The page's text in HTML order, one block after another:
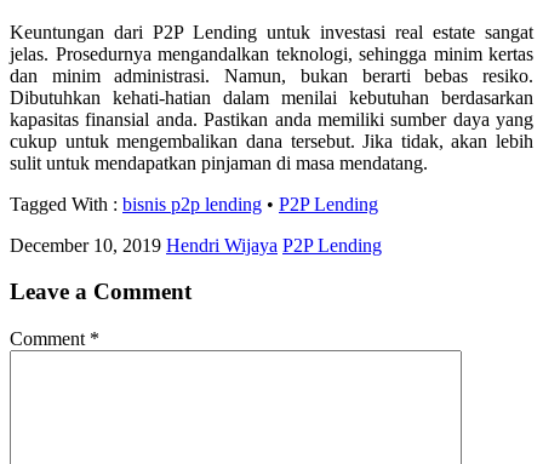
Keuntungan dari P2P Lending untuk investasi real estate sangat
jelas. Prosedurnya mengandalkan teknologi, sehingga minim kertas
dan minim administrasi. Namun, bukan berarti bebas resiko.
Dibutuhkan kehati-hatian dalam menilai kebutuhan berdasarkan
kapasitas finansial anda. Pastikan anda memiliki sumber daya yang
cukup untuk mengembalikan dana tersebut. Jika tidak, akan lebih
sulit untuk mendapatkan pinjaman di masa mendatang.
Tagged With : bisnis p2p lending • P2P Lending
December 10, 2019 Hendri Wijaya P2P Lending
Leave a Comment
Comment *